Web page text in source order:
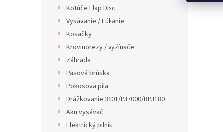
Kotúče Flap Disc
Vysávanie / Fúkanie
Kosačky
Krovinorezy / vyžínače
Záhrada
Pásová brúska
Pokosová píla
Drážkovanie 3901/PJ7000/BPJ180
Aku vysávač
Elektrický pilník